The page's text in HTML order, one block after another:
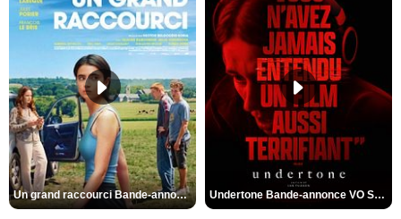
Un grand raccourci Bande-annonce VF Undertone Bande-annonce VO STFR